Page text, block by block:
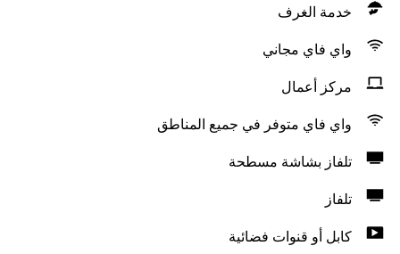
خدمة الغرف
واي فاي مجاني
مركز أعمال
واي فاي متوفر في جميع المناطق
تلفاز بشاشة مسطحة
تلفاز
كابل أو قنوات فضائية